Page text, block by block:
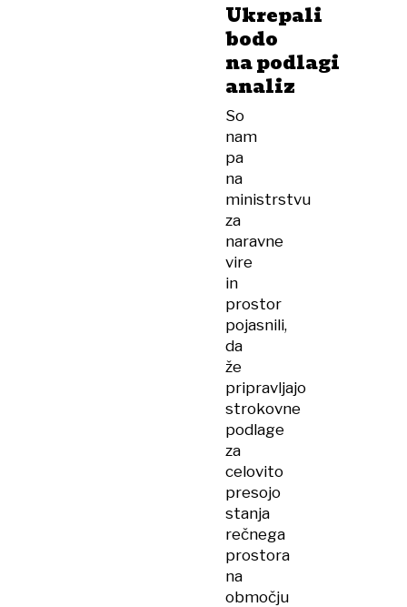
Ukrepali
bodo
na podlagi
analiz
So
nam
pa
na
ministrstvu
za
naravne
vire
in
prostor
pojasnili,
da
že
pripravljajo
strokovne
podlage
za
celovito
presojo
stanja
rečnega
prostora
na
območju